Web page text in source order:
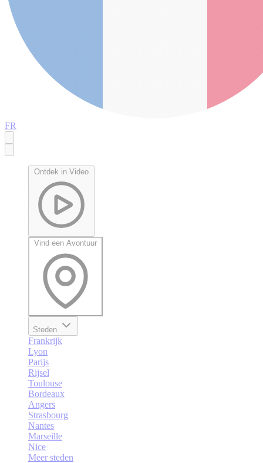
FR
Ontdek in Video
Vind een Avontuur
Steden
Frankrijk
Lyon
Parijs
Rijsel
Toulouse
Bordeaux
Angers
Strasbourg
Nantes
Marseille
Nice
Meer steden